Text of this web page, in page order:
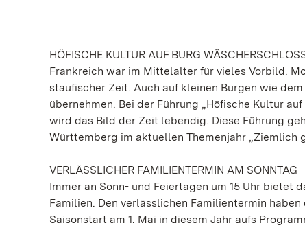
HÖFISCHE KULTUR AUF BURG
Frankreich war im Mittelalter für vieles Vorbild.
staufischer Zeit. Auch auf kleinen Burgen wie
übernehmen. Bei der Führung „Höfische Kultur
wird das Bild der Zeit lebendig. Diese Führung
Württemberg im aktuellen Themenjahr „Ziemlich
VERLÄSSLICHER FAMILIENTERMIN AM SONNTAG
Immer an Sonn- und Feiertagen um 15 Uhr bietet
Familien. Den verlässlichen Familientermin
Saisonstart am 1. Mai in diesem Jahr aufs